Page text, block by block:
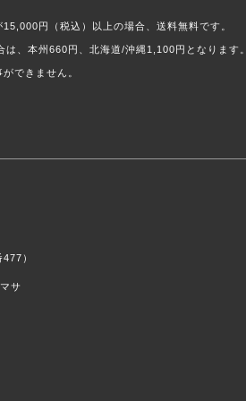
円（税込）以上の場合、送料無料です。
は、本州660円、北海道/沖縄1,100円となります。
できません。
）
サ